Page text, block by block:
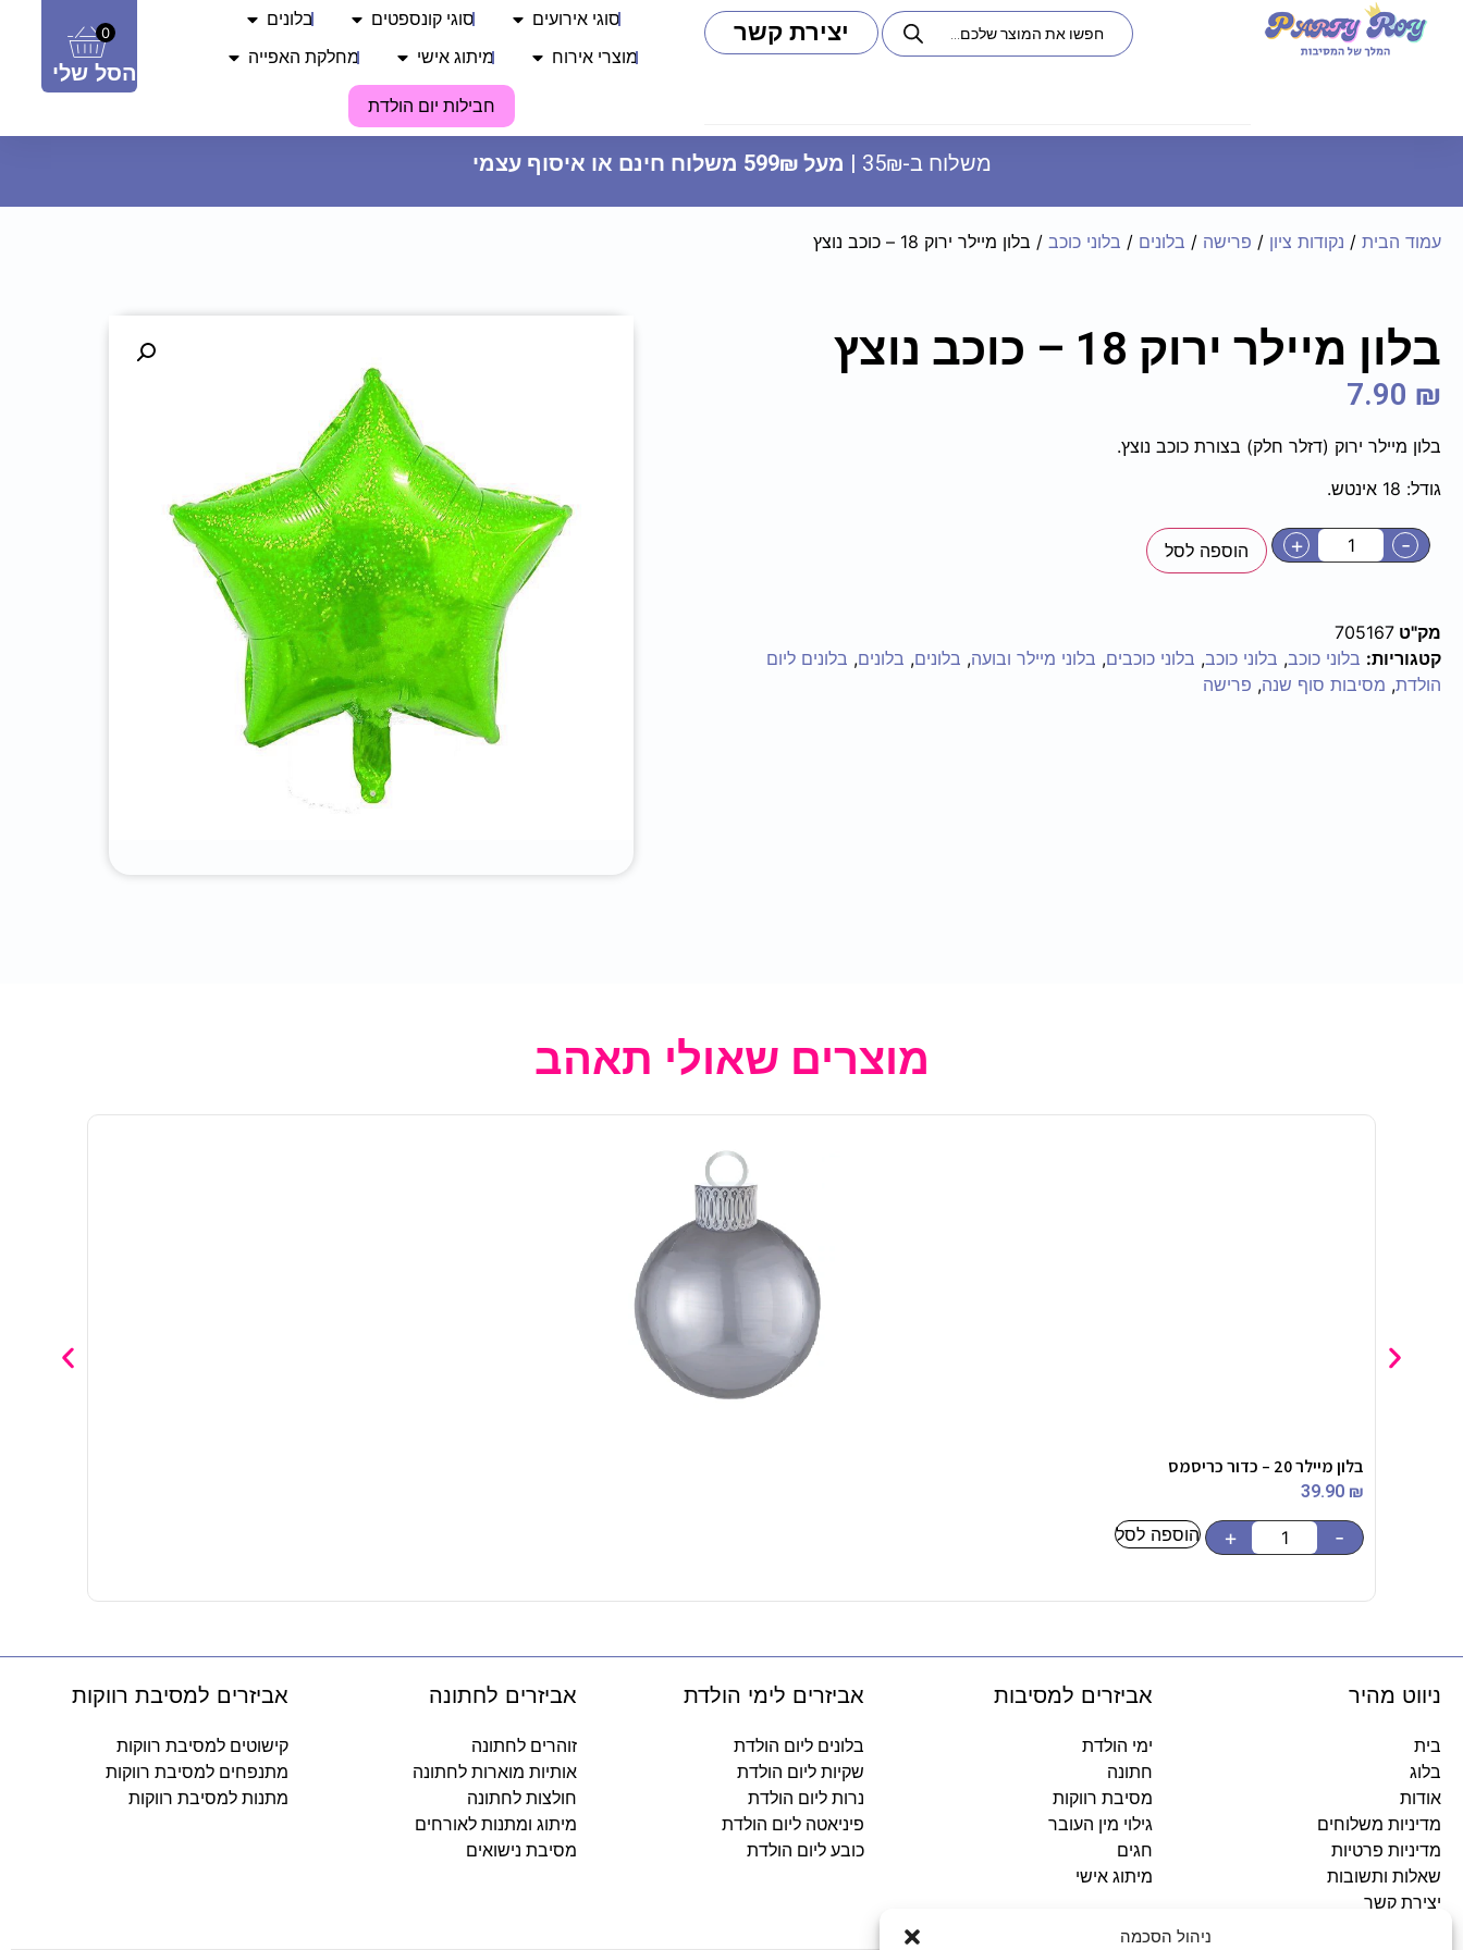
ניהול הסכמה
מנורת לד אות - S
0
הסל שלי
יצירת קשר סוגי אירועים סוגי קונספטים בלונים
מוצרי אירוח מיתוג אישי מחלקת האפייה
חבילות יום הולדת
משלוח ב-35₪ | מעל 599₪ משלוח חינם או איסוף עצמי
עמוד הבית / נקודות ציון / פרישה / בלונים / בלוני כוכב / בלון מיילר ירוק 18 – כוכב נוצץ
בלון מיילר ירוק 18 – כוכב נוצץ
7.90 ₪
בלון מיילר ירוק (דזלר חלק) בצורת כוכב נוצץ.
גודל: 18 אינטש.
-
+ הוספה לסל
מק"ט 705167
קטגוריות: בלוני כוכב, בלוני כוכב, בלוני כוכבים, בלוני מיילר ובועה, בלונים, בלונים, בלונים ליום
הולדת, מסיבות סוף שנה, פרישה
מוצרים שאולי תאהב
בלון מיילר 20 – כדור כריסמס
39.90 ₪
-
+ הוספה לסל
ניווט מהיר
בית
בלוג
אודות
מדיניות משלוחים
מדיניות פרטיות
שאלות ותשובות
יצירת קשר
אביזרים למסיבות
ימי הולדת
חתונה
מסיבת רווקות
גילוי מין העובר
חגים
מיתוג אישי
אביזרים לימי הולדת
בלונים ליום הולדת
שקיות ליום הולדת
נרות ליום הולדת
פיניאטה ליום הולדת
כובע ליום הולדת
אביזרים לחתונה
זוהרים לחתונה
אותיות מוארות לחתונה
חולצות לחתונה
מיתוג ומתנות לאורחים
מסיבת נישואים
אביזרים למסיבת רווקות
קישוטים למסיבת רווקות
מתנפחים למסיבת רווקות
מתנות למסיבת רווקות